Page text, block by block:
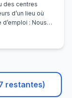
des centres
d’un lieu où
: Nous
restantes)